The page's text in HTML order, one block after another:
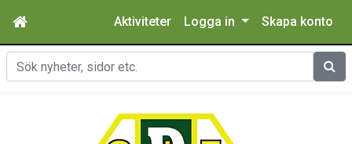
Aktiviteter Logga in Skapa konto
Sök